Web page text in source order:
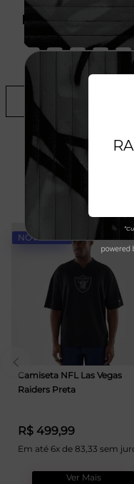
PRODUTO SEM
SITE,
NOVIDADE
Camiseta NFL Las Vegas
Raiders Preta
R$ 499,99
Em até 6x de 83,33 sem
Ver Mais